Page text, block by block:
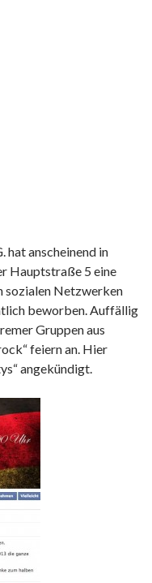
hat anscheinend in
Hauptstraße 5 eine
sozialen Netzwerken
beworben. Auffällig
Gruppen aus
feiern an. Hier
angekündigt.